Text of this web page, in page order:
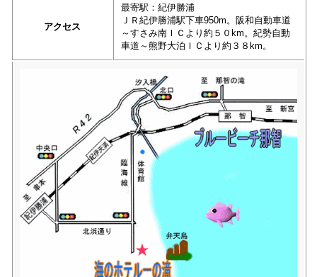
アクセス
最寄駅：紀伊勝浦
ＪＲ紀伊勝浦駅下車950m。阪和自動車道
～すさみ南ＩＣより約５０km。紀勢自動
車道～熊野大泊ＩＣより約３８km。